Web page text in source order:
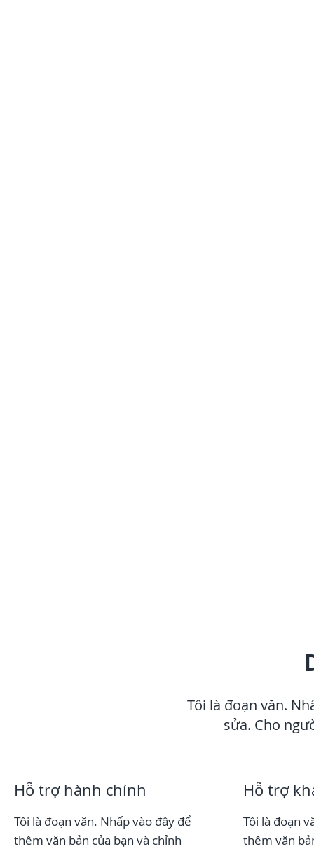
Tôi là đoạn văn.
sửa. Cho
Hỗ trợ hành chính
Tôi là đoạn văn. Nhấp vào đây để
thêm văn bản của bạn và chỉnh
Hỗ trợ
Tôi là đoạn
thêm văn